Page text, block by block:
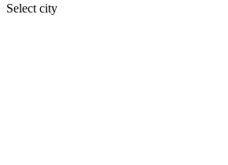
Select city